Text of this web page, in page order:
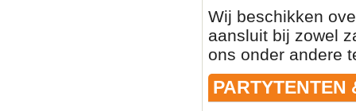
Wij beschikken
aansluit bij zowel
ons onder andere
PARTYTENTEN